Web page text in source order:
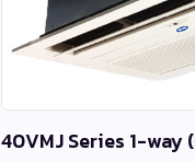
40VMJ Series 1-way